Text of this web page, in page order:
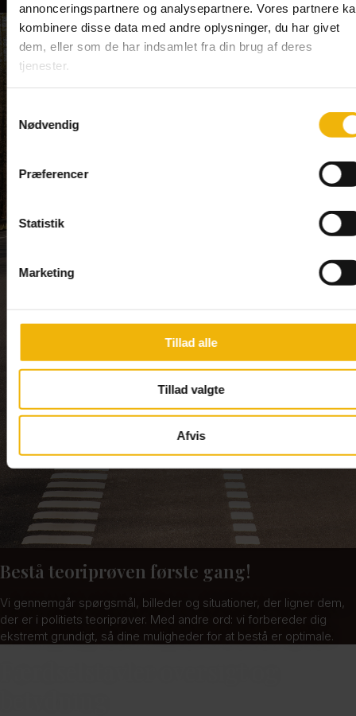
annonceringspartnere og analysepartnere. Vores partnere
kombinere disse data med andre oplysninger, du har givet
dem, eller som de har indsamlet fra din brug af deres
tjenester.
Nødvendig
Præferencer
Statistik
Marketing
Tillad alle
Tillad valgte
Afvis
Bestå teoriprøven første gang!
Vi gennemgår spørgsmål, billeder og situationer, der ligner dem,
der er i politiets teoriprøver. Med andre ord: vi forbereder dig
ekstremt grundigt, så dine muligheder for at bestå er optimale.